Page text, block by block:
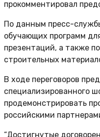
прокомментировал
По данным пресс-
обучающих программ
презентаций, а также
строительных
В ходе переговоров
специализированного
продемонстрировать
российскими
“Достигнутые